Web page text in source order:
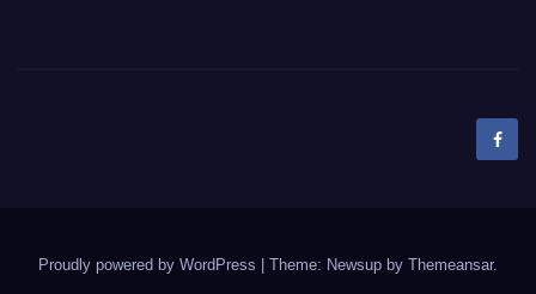
Proudly powered by WordPress | Theme: Newsup by Themeansar.